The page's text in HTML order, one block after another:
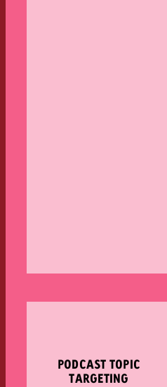
PODCAST TOPIC
TARGETING